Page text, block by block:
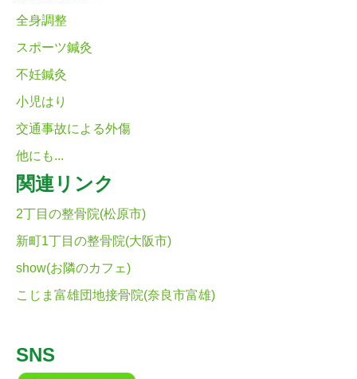
全身調整
スポーツ鍼灸
不妊鍼灸
小児はり
交通事故による外傷
他にも...
関連リンク
2丁目の整骨院(松原市)
新町1丁目の整骨院(大阪市)
show(お隣のカフェ)
こじま富雄団地接骨院(奈良市富雄)
SNS